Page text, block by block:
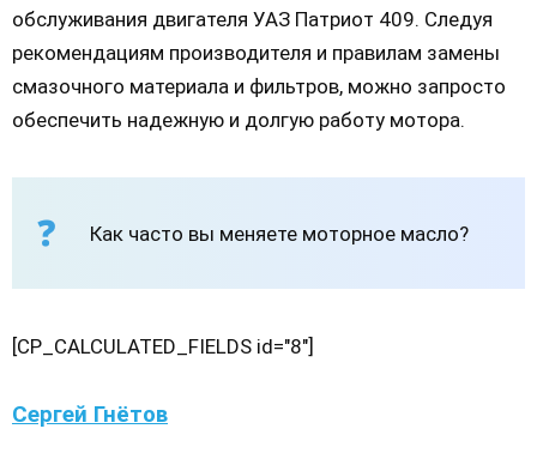
обслуживания двигателя УАЗ Патриот 409. Следуя
рекомендациям производителя и правилам замены
смазочного материала и фильтров, можно запросто
обеспечить надежную и долгую работу мотора.
Как часто вы меняете моторное масло?
[CP_CALCULATED_FIELDS id="8"]
Сергей Гнётов